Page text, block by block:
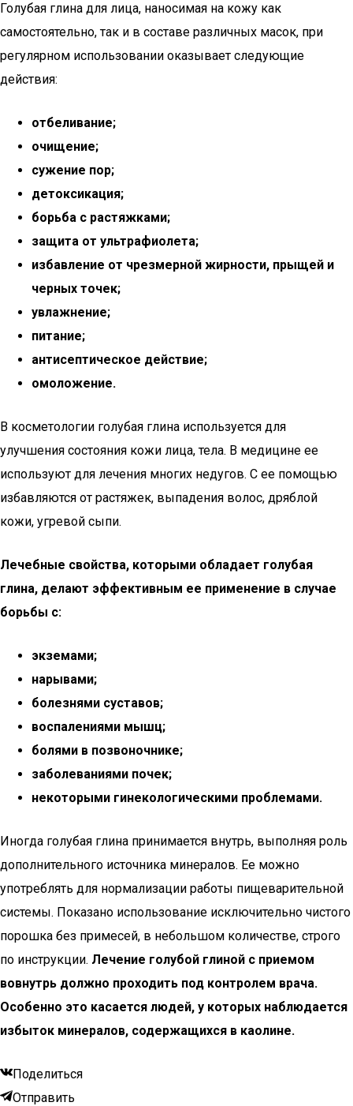
Голубая глина для лица, наносимая на кожу как
самостоятельно, так и в составе различных масок, при
регулярном использовании оказывает следующие
действия:
отбеливание;
очищение;
сужение пор;
детоксикация;
борьба с растяжками;
защита от ультрафиолета;
избавление от чрезмерной жирности, прыщей и
черных точек;
увлажнение;
питание;
антисептическое действие;
омоложение.
В косметологии голубая глина используется для
улучшения состояния кожи лица, тела. В медицине ее
используют для лечения многих недугов. С ее помощью
избавляются от растяжек, выпадения волос, дряблой
кожи, угревой сыпи.
Лечебные свойства, которыми обладает голубая
глина, делают эффективным ее применение в случае
борьбы с:
экземами;
нарывами;
болезнями суставов;
воспалениями мышц;
болями в позвоночнике;
заболеваниями почек;
некоторыми гинекологическими проблемами.
Иногда голубая глина принимается внутрь, выполняя роль
дополнительного источника минералов. Ее можно
употреблять для нормализации работы пищеварительной
системы. Показано использование исключительно чистого
порошка без примесей, в небольшом количестве, строго
по инструкции. Лечение голубой глиной с приемом
вовнутрь должно проходить под контролем врача.
Особенно это касается людей, у которых наблюдается
избыток минералов, содержащихся в каолине.
Поделиться
Отправить